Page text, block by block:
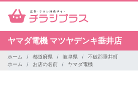
ヤマダ電機 マツヤデンキ垂井店
ホーム 都道府県 岐阜県
不破郡垂井町
ホーム
お店の名前 ヤマダ電機